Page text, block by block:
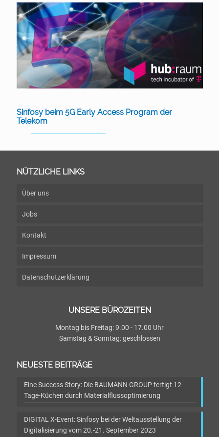
Sinfosy beim 5G Early Access Program der
Telekom
NÜTZLICHE LINKS
Über uns
Jobs
Kontakt
Impressum
Datenschutzerklärung
UNSERE BÜROZEITEN
Montag bis Freitag: 9.00 - 17.00 Uhr
Samstag & Sonntag: geschlossen
NEUESTE BEITRÄGE
Eine Success Story: Die BAUMANN GROUP fertigt 12-
Tage-Küchen durch Materialflussoptimierung
DIGITAL X-Event: Sinfosy bei der Weltausstellung der
Digitalisierung vom 20.-21. September 2023